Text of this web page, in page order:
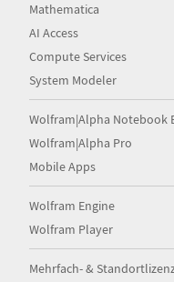
Mathematica
AI Access
Compute Services
System Modeler
Wolfram|Alpha Notebook
Wolfram|Alpha Pro
Mobile Apps
Wolfram Engine
Wolfram Player
Mehrfach- &